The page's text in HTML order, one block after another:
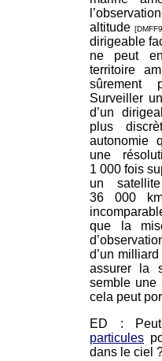
altitude
dirigeable
ne peut
territoire
sûrement
Surveiller
d’un
plus
autonomie
une
1 000 fois
un
36 000
que la
d’un
assurer la
semble une
cela peut
ED :
particules
dans le ciel